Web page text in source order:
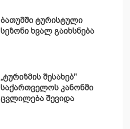
ბათუმში ტურისტული
სეზონი ხვალ გაიხსნება
„ტურიზმის შესახებ"
საქართველოს კანონში
ცვლილება შევიდა